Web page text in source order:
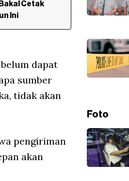
Cetak
Ini
dapat
sumber
tidak akan
pengiriman
akan
Foto